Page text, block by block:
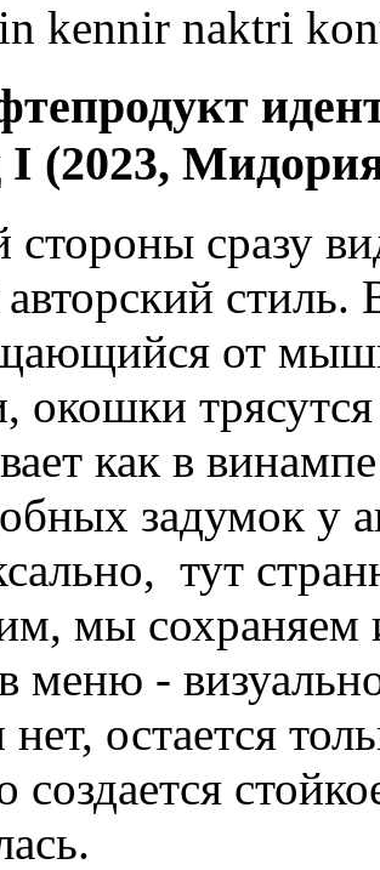
kennir naktri
I (2023,
сразу
от
окошки
как в
задумок у
тут
мы сохраняем
меню -
остается
создается